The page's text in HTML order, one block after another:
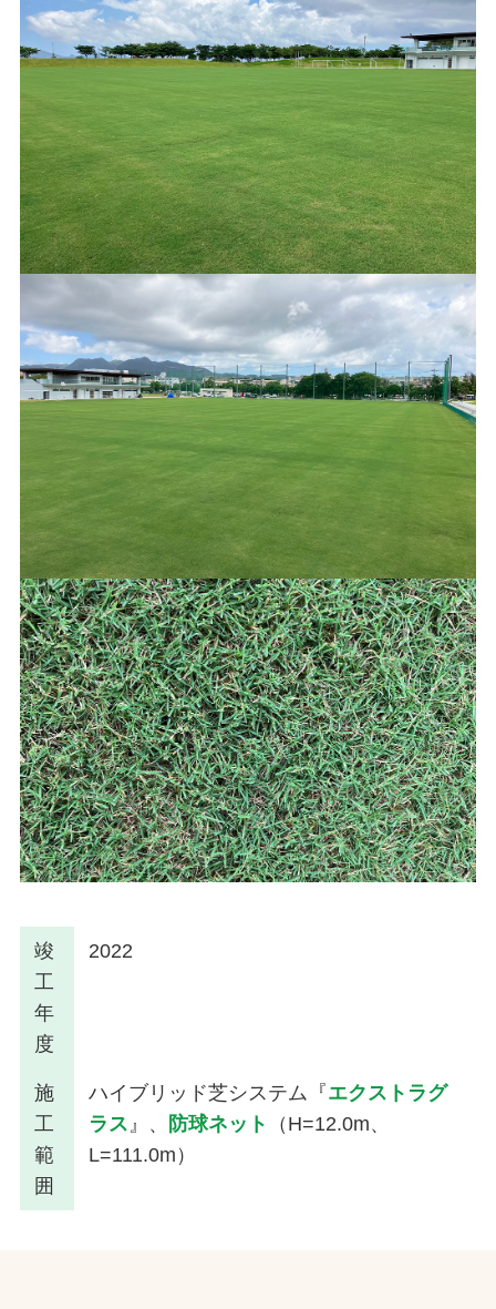
竣
工
年
度
2022
施
工
範
囲
ハイブリッド芝システム『エクストラグ
ラス』、 防球ネット
（H=12.0m、
L=111.0m）